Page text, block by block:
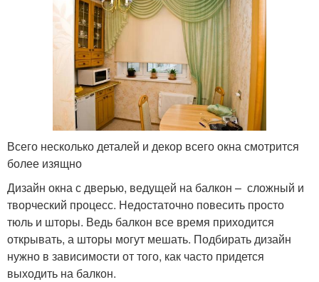
Всего несколько деталей и декор всего окна смотрится
более изящно
Дизайн окна с дверью, ведущей на балкон – сложный и
творческий процесс. Недостаточно повесить просто
тюль и шторы. Ведь балкон все время приходится
открывать, а шторы могут мешать. Подбирать дизайн
нужно в зависимости от того, как часто придется
выходить на балкон.